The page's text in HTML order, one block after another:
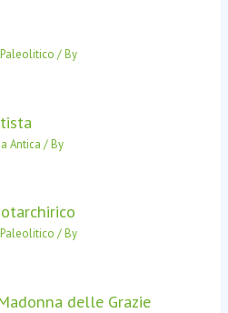
/ By
Antica / By
/ By
delle Grazie